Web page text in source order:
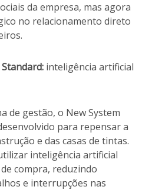
da empresa, mas agora
no relacionamento direto
inteligência artificial
de gestão, o New System
para repensar a
e das casas de tintas.
inteligência artificial
compra, reduzindo
e interrupções nas